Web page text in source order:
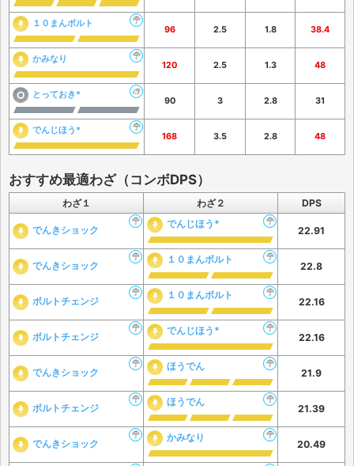
１０まんボルト
96 2.5 1.8 38.4
かみなり
120 2.5 1.3 48
とっておき*
90 3 2.8 31
でんじほう*
168 3.5 2.8 48
おすすめ最適わざ（コンボDPS）
わざ１ わざ２ DPS
でんきショック
でんじほう*
22.91
でんきショック
１０まんボルト
22.8
ボルトチェンジ
１０まんボルト
22.16
ボルトチェンジ
でんじほう*
22.16
でんきショック
ほうでん
21.9
ボルトチェンジ
ほうでん
21.39
でんきショック
かみなり
20.49